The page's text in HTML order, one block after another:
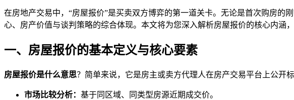
在房地产交易中，“房屋报价”是买卖双方博弈的第一道关卡。无论是首次购房的
心、房产价值与谈判策略的综合体现。本文将为您深入解析房屋报价的核心内涵
一、房屋报价的基本定义与核心要素
房屋报价是什么意思？简单来说，它是房主或卖方代理人在房产交易平台上公开
市场比较分析： 基于同区域、同类型房源近期成交价。